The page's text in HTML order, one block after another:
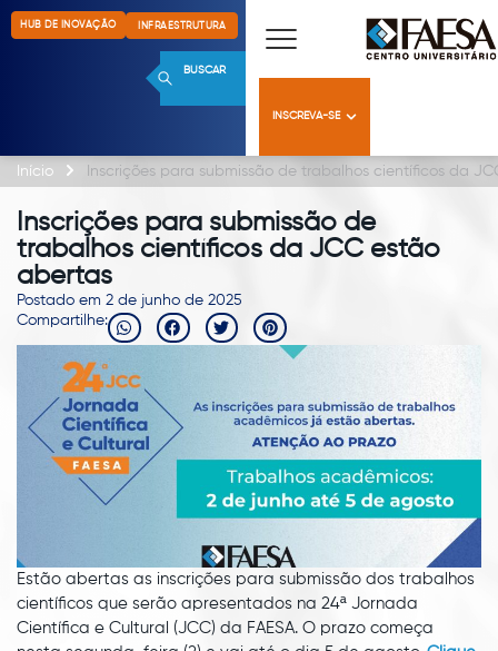
HUB DE INOVAÇÃO INFRAESTRUTURA
BUSCAR
INSCREVA-SE
Início Inscrições para submissão de trabalhos científicos da
Inscrições para submissão de
trabalhos científicos da JCC estão
abertas
Postado em 2 de junho de 2025
Compartilhe:
Estão abertas as inscrições para submissão dos trabalhos
científicos que serão apresentados na 24ª Jornada
Científica e Cultural (JCC) da FAESA. O prazo começa